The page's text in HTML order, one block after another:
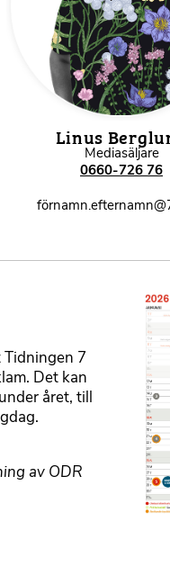
Linus
Mediasäljare
0660-726 76
Tidningen 7
Det kan
året, till
av ODR